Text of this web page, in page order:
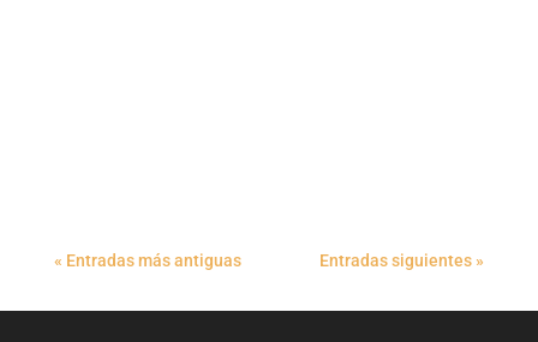
« Entradas más antiguas Entradas siguientes »